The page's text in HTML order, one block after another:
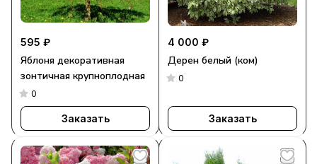
595 ₽
Яблоня декоративная
зонтичная крупноплодная
0
Заказать
4 000 ₽
Дерен белый (ком)
0
Заказать